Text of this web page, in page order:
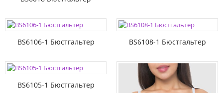
BS6106-1 Бюстгальтер BS6108-1 Бюстгальтер
BS6105-1 Бюстгальтер